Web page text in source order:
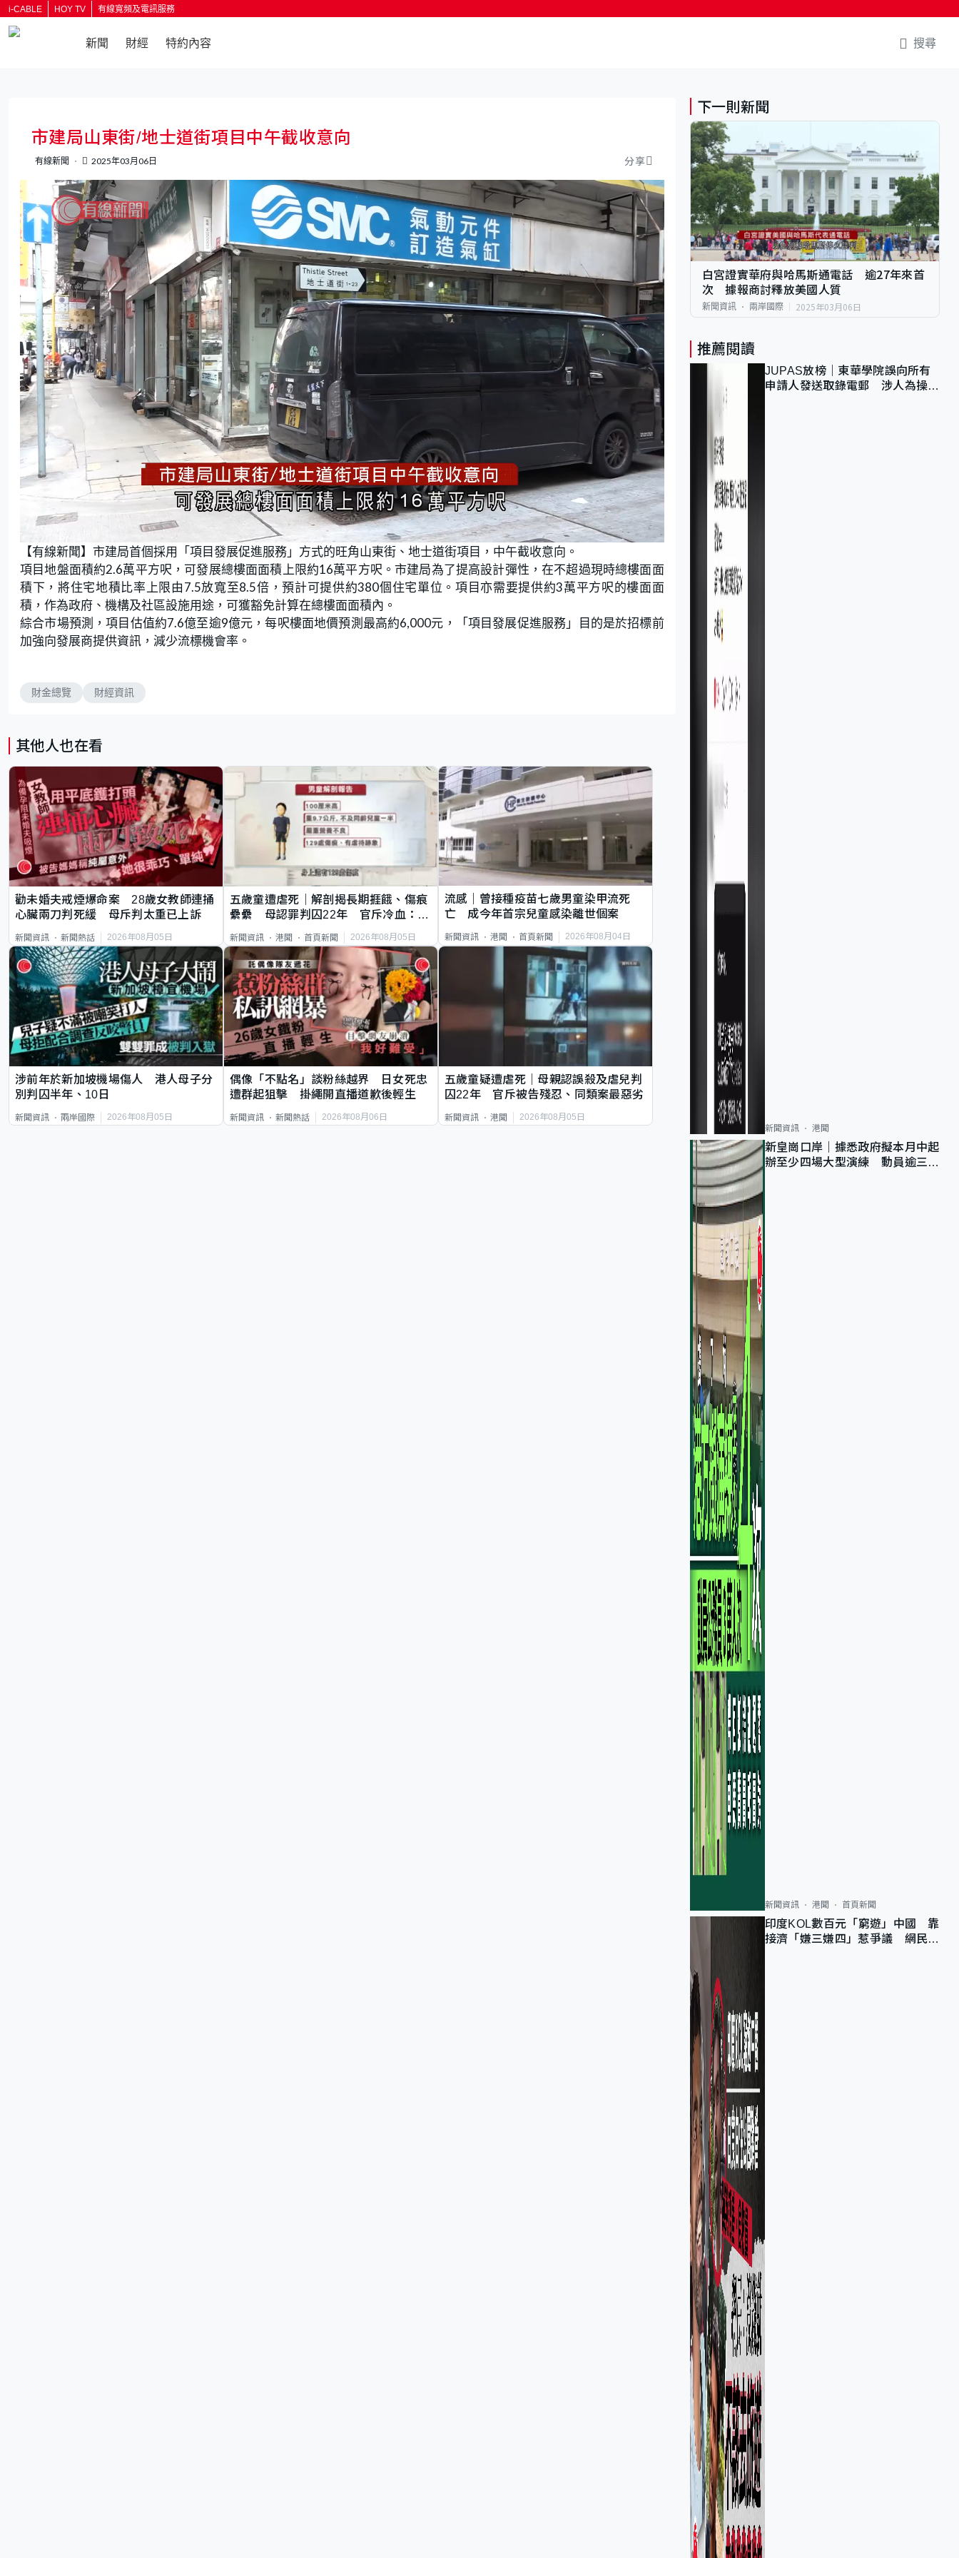
i-CABLE HOY TV 有線寬頻及電訊服務
新聞 財經 特約內容 搜尋
市建局山東街/地士道街項目中午截收意向
有線新聞 2025年03月06日 分享
m
u
t
e
a
d
d
4
1
.
3
8
%
【有線新聞】市建局首個採用「項目發展促進服務」方式的旺角山東街、地士道街項目，中午截收意向。
項目地盤面積約2.6萬平方呎，可發展總樓面面積上限約16萬平方呎。市建局為了提高設計彈性，在不超過現時總樓面面
積下，將住宅地積比率上限由7.5放寬至8.5倍，預計可提供約380個住宅單位。項目亦需要提供約3萬平方呎的樓面面
積，作為政府、機構及社區設施用途，可獲豁免計算在總樓面面積內。
綜合市場預測，項目估值約7.6億至逾9億元，每呎樓面地價預測最高約6,000元，「項目發展促進服務」目的是於招標前
加強向發展商提供資訊，減少流標機會率。
財金總覽 財經資訊
其他人也在看
勸未婚夫戒煙爆命案 28歲女教師連捅
心臟兩刀判死緩 母斥判太重已上訴
新聞資訊 新聞熱話 2026年08月05日
五歲童遭虐死｜解剖揭長期捱餓、傷痕
纍纍 母認罪判囚22年 官斥冷血：同
新聞資訊 港聞 首頁新聞 2026年08月05日
流感｜曾接種疫苗七歲男童染甲流死
亡 成今年首宗兒童感染離世個案
新聞資訊 港聞 首頁新聞 2026年08月04日
涉前年於新加坡機場傷人 港人母子分
別判囚半年、10日
新聞資訊 兩岸國際 2026年08月05日
偶像「不點名」談粉絲越界 日女死忠
遭群起狙擊 掛繩開直播道歉後輕生
新聞資訊 新聞熱話 2026年08月06日
五歲童疑遭虐死｜母親認誤殺及虐兒判
囚22年 官斥被告殘忍、同類案最惡劣
新聞資訊 港聞 2026年08月05日
下一則新聞
白宮證實華府與哈馬斯通電話 逾27年來首
次 據報商討釋放美國人質
新聞資訊 兩岸國際 2025年03月06日
推薦閱讀
JUPAS放榜｜東華學院誤向所有
申請人發送取錄電郵 涉人為操作
新聞資訊 港聞
新皇崗口岸｜據悉政府擬本月中起
辦至少四場大型演練 動員逾三萬
新聞資訊 港聞 首頁新聞
印度KOL數百元「窮遊」中國 靠
接濟「嫌三嫌四」惹爭議 網民：